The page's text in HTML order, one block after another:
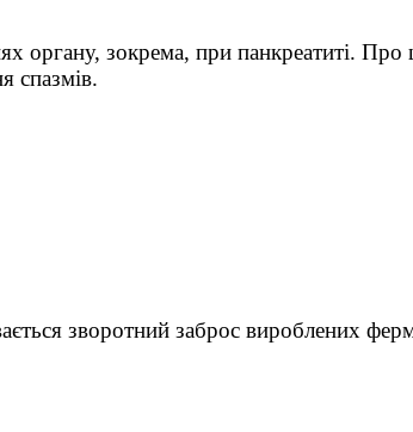
органу, зокрема, при панкреатиті.
спазмів.
зворотний заброс вироблених